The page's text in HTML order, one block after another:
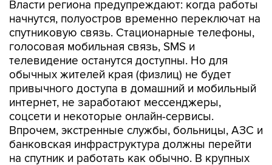
спутниковую связь. Стационарные телефоны,
голосовая мобильная связь, SMS и
телевидение останутся доступны. Но для
обычных жителей края (физлиц) не будет
привычного доступа в домашний и мобильный
интернет, не заработают мессенджеры,
соцсети и некоторые онлайн-сервисы.
Впрочем, экстренные службы, больницы, АЗС и
банковская инфраструктура должны перейти
на спутник и работать как обычно. В крупных
магазинах можно будет платить картами,
мелким торговым точкам рекомендуют